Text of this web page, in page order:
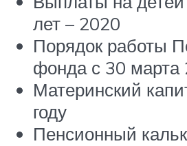
лет – 2020
Порядок работы
фонда с 30 марта
Материнский
году
Пенсионный